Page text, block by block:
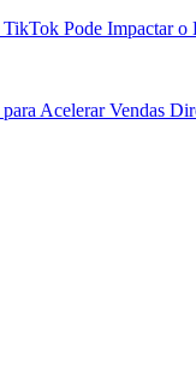
Pode Impactar o
Acelerar Vendas